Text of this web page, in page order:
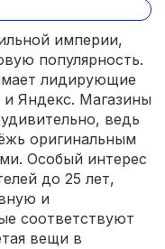
империи,
популярность.
лидирующие
Яндекс. Магазины
ведь
оригинальным
Особый интерес
до 25 лет,
и
соответствуют
вещи в